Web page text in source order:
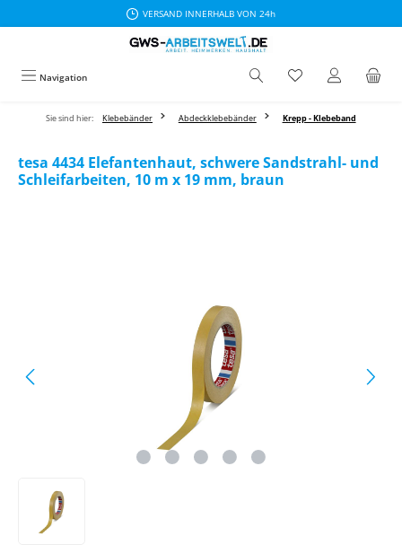
VERSAND INNERHALB VON 24h
Navigation
Sie sind hier: Klebebänder Abdeckklebebänder Krepp - Klebeband
tesa 4434 Elefantenhaut, schwere Sandstrahl- und
Schleifarbeiten, 10 m x 19 mm, braun